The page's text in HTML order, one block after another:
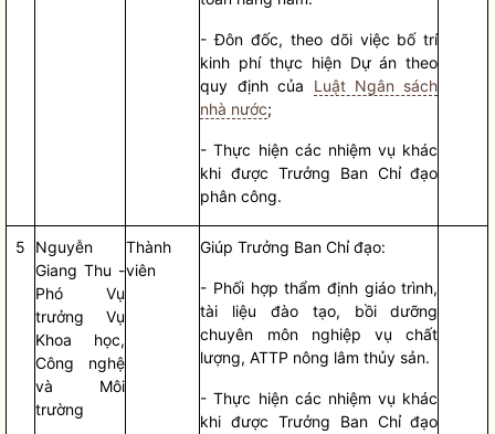
- Đôn đốc, theo dõi việc bố trí
kinh phí thực hiện Dự án theo
quy định của Luật Ngân sách
nhà nước;
- Thực hiện các nhiệm vụ khác
khi được Trưởng Ban Chỉ đạo
phân công.
5
Nguyễn
Giang Thu -
Phó Vụ
trưởng Vụ
Khoa học,
Công nghệ
và Môi
trường
Thành
viên
Giúp Trưởng BanChỉ đạo:
- Phối hợp thẩm định giáo trình,
tài liệu đào tạo, bồi dưỡng
chuyên môn nghiệp vụ chất
lượng, ATTP nông lâm thủy sản.
- Thực hiện các nhiệm vụ khác
khi được Trưởng Ban Chỉ đạo